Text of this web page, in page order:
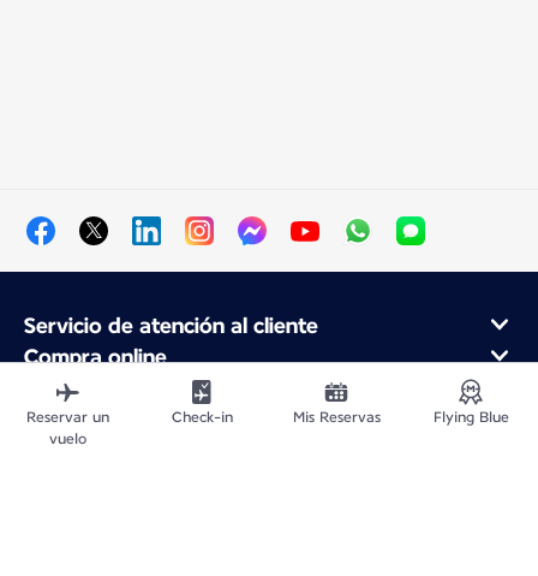
Servicio de atención al cliente
Compra online
Programa de fidelidad y socios
Acerca de Air France
Aplicación móvil Air France
Reservar un
vuelo
Check-in Mis Reservas Flying Blue